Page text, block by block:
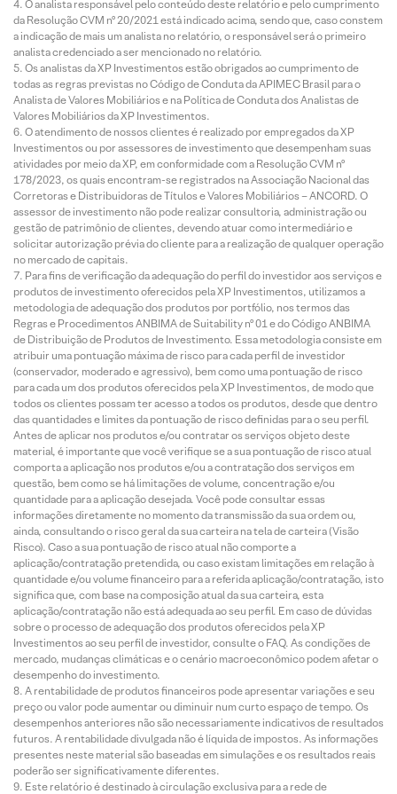
O analista responsável pelo conteúdo deste relatório e pelo cumprimento
da Resolução CVM nº 20/2021 está indicado acima, sendo que, caso constem
a indicação de mais um analista no relatório, o responsável será o primeiro
analista credenciado a ser mencionado no relatório.
Os analistas da XP Investimentos estão obrigados ao cumprimento de
todas as regras previstas no Código de Conduta da APIMEC Brasil para o
Analista de Valores Mobiliários e na Política de Conduta dos Analistas de
Valores Mobiliários da XP Investimentos.
O atendimento de nossos clientes é realizado por empregados da XP
Investimentos ou por assessores de investimento que desempenham suas
atividades por meio da XP, em conformidade com a Resolução CVM nº
178/2023, os quais encontram-se registrados na Associação Nacional das
Corretoras e Distribuidoras de Títulos e Valores Mobiliários – ANCORD. O
assessor de investimento não pode realizar consultoria, administração ou
gestão de patrimônio de clientes, devendo atuar como intermediário e
solicitar autorização prévia do cliente para a realização de qualquer operação
no mercado de capitais.
Para fins de verificação da adequação do perfil do investidor aos serviços e
produtos de investimento oferecidos pela XP Investimentos, utilizamos a
metodologia de adequação dos produtos por portfólio, nos termos das
Regras e Procedimentos ANBIMA de Suitability nº 01 e do Código ANBIMA
de Distribuição de Produtos de Investimento. Essa metodologia consiste em
atribuir uma pontuação máxima de risco para cada perfil de investidor
(conservador, moderado e agressivo), bem como uma pontuação de risco
para cada um dos produtos oferecidos pela XP Investimentos, de modo que
todos os clientes possam ter acesso a todos os produtos, desde que dentro
das quantidades e limites da pontuação de risco definidas para o seu perfil.
Antes de aplicar nos produtos e/ou contratar os serviços objeto deste
material, é importante que você verifique se a sua pontuação de risco atual
comporta a aplicação nos produtos e/ou a contratação dos serviços em
questão, bem como se há limitações de volume, concentração e/ou
quantidade para a aplicação desejada. Você pode consultar essas
informações diretamente no momento da transmissão da sua ordem ou,
ainda, consultando o risco geral da sua carteira na tela de carteira (Visão
Risco). Caso a sua pontuação de risco atual não comporte a
aplicação/contratação pretendida, ou caso existam limitações em relação à
quantidade e/ou volume financeiro para a referida aplicação/contratação, isto
significa que, com base na composição atual da sua carteira, esta
aplicação/contratação não está adequada ao seu perfil. Em caso de dúvidas
sobre o processo de adequação dos produtos oferecidos pela XP
Investimentos ao seu perfil de investidor, consulte o FAQ. As condições de
mercado, mudanças climáticas e o cenário macroeconômico podem afetar o
desempenho do investimento.
A rentabilidade de produtos financeiros pode apresentar variações e seu
preço ou valor pode aumentar ou diminuir num curto espaço de tempo. Os
desempenhos anteriores não são necessariamente indicativos de resultados
futuros. A rentabilidade divulgada não é líquida de impostos. As informações
presentes neste material são baseadas em simulações e os resultados reais
poderão ser significativamente diferentes.
Este relatório é destinado à circulação exclusiva para a rede de